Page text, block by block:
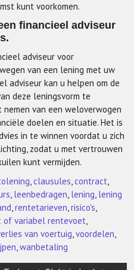
kunt voorkomen.
financieel adviseur
adviseur voor
van een lening met uw
adviseur kan u helpen om de
deze leningsvorm te
van een weloverwogen
doelen en situatie. Het is
in te winnen voordat u zich
zodat u met vertrouwen
kunt vermijden.
,clausules,contract,
, leenbedragen, lening, lening
,rentetarieven,risico's,
of variabel rentevoet,
van voertuig,voordelen,
,wanbetaling